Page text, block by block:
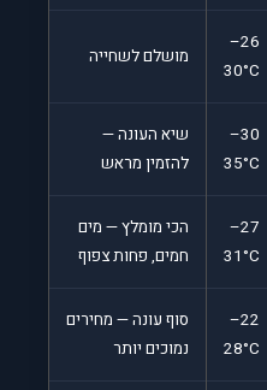
26–
30°C
מושלם לשחייה
30–
35°C
שיא העונה —
להזמין מראש
27–
31°C
הכי מומלץ — מים
חמים, פחות צפוף
22–
28°C
סוף עונה — מחירים
נמוכים יותר